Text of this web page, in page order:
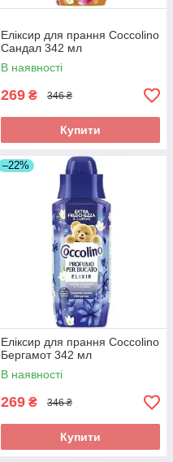
Еліксир для прання Coccolino
Сандал 342 мл
В наявності
269 ₴ 346 ₴
Купити
–22%
Еліксир для прання Coccolino
Бергамот 342 мл
В наявності
269 ₴ 346 ₴
Купити